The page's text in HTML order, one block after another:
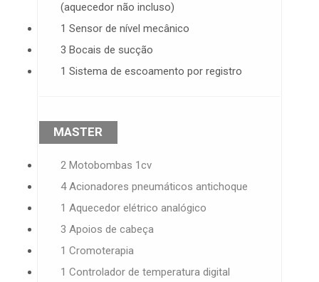
(aquecedor não incluso)
1 Sensor de nível mecânico
3 Bocais de sucção
1 Sistema de escoamento por registro
MASTER
2 Motobombas 1cv
4 Acionadores pneumáticos antichoque
1 Aquecedor elétrico analógico
3 Apoios de cabeça
1 Cromoterapia
1 Controlador de temperatura digital